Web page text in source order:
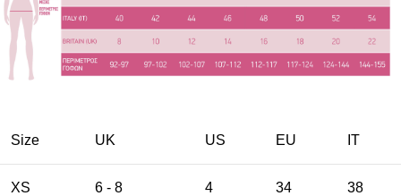
Size UK US EU ΙΤ
XS 6 - 8 4 34 38